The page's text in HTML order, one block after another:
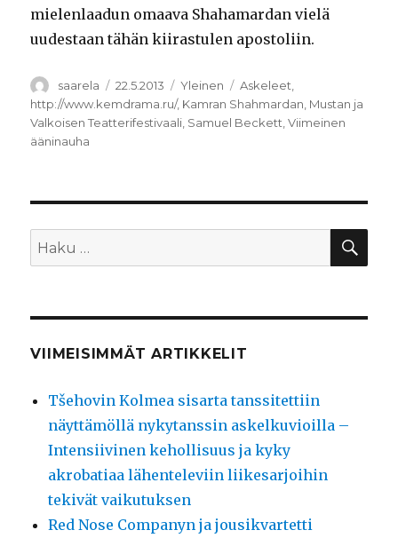
mielenlaadun omaava Shahamardan vielä
uudestaan tähän kiirastulen apostoliin.
Kirjoittaja
saarela Julkaistu
22.5.2013 Kategoriat
Yleinen Avainsanat
Askeleet
http://www.kemdrama.ru/, Kamran Shahmardan, Mustan ja
Valkoisen Teatterifestivaali, Samuel Beckett,Viimeinen
ääninauha
Etsi:
VIIMEISIMMÄT ARTIKKELIT
Tšehovin Kolmea sisarta tanssitettiin
näyttämöllä nykytanssin askelkuvioilla –
Intensiivinen kehollisuus ja kyky
akrobatiaa lähenteleviin liikesarjoihin
tekivät vaikutuksen
Red Nose Companyn ja jousikvartetti